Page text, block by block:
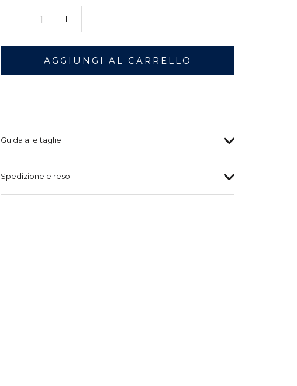
AGGIUNGI AL CARRELLO
Guida alle taglie
Spedizione e reso